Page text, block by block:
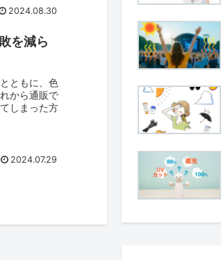
2024.08.30
を減ら
ともに、色
から通販で
しまった方
2024.07.29